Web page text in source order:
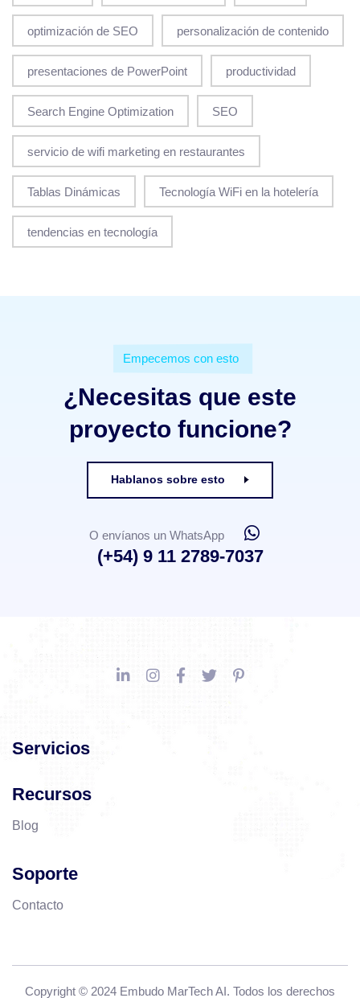
optimización de SEO personalización de contenido
presentaciones de PowerPoint productividad
Search Engine Optimization SEO
servicio de wifi marketing en restaurantes
Tablas Dinámicas Tecnología WiFi en la hotelería
tendencias en tecnología
Empecemos con esto
¿Necesitas que este
proyecto funcione?
Hablanos sobre esto
O envíanos un WhatsApp
(+54) 9 11 2789-7037
Servicios
Recursos
Blog
Soporte
Contacto
Copyright © 2024 Embudo MarTech AI. Todos los derechos